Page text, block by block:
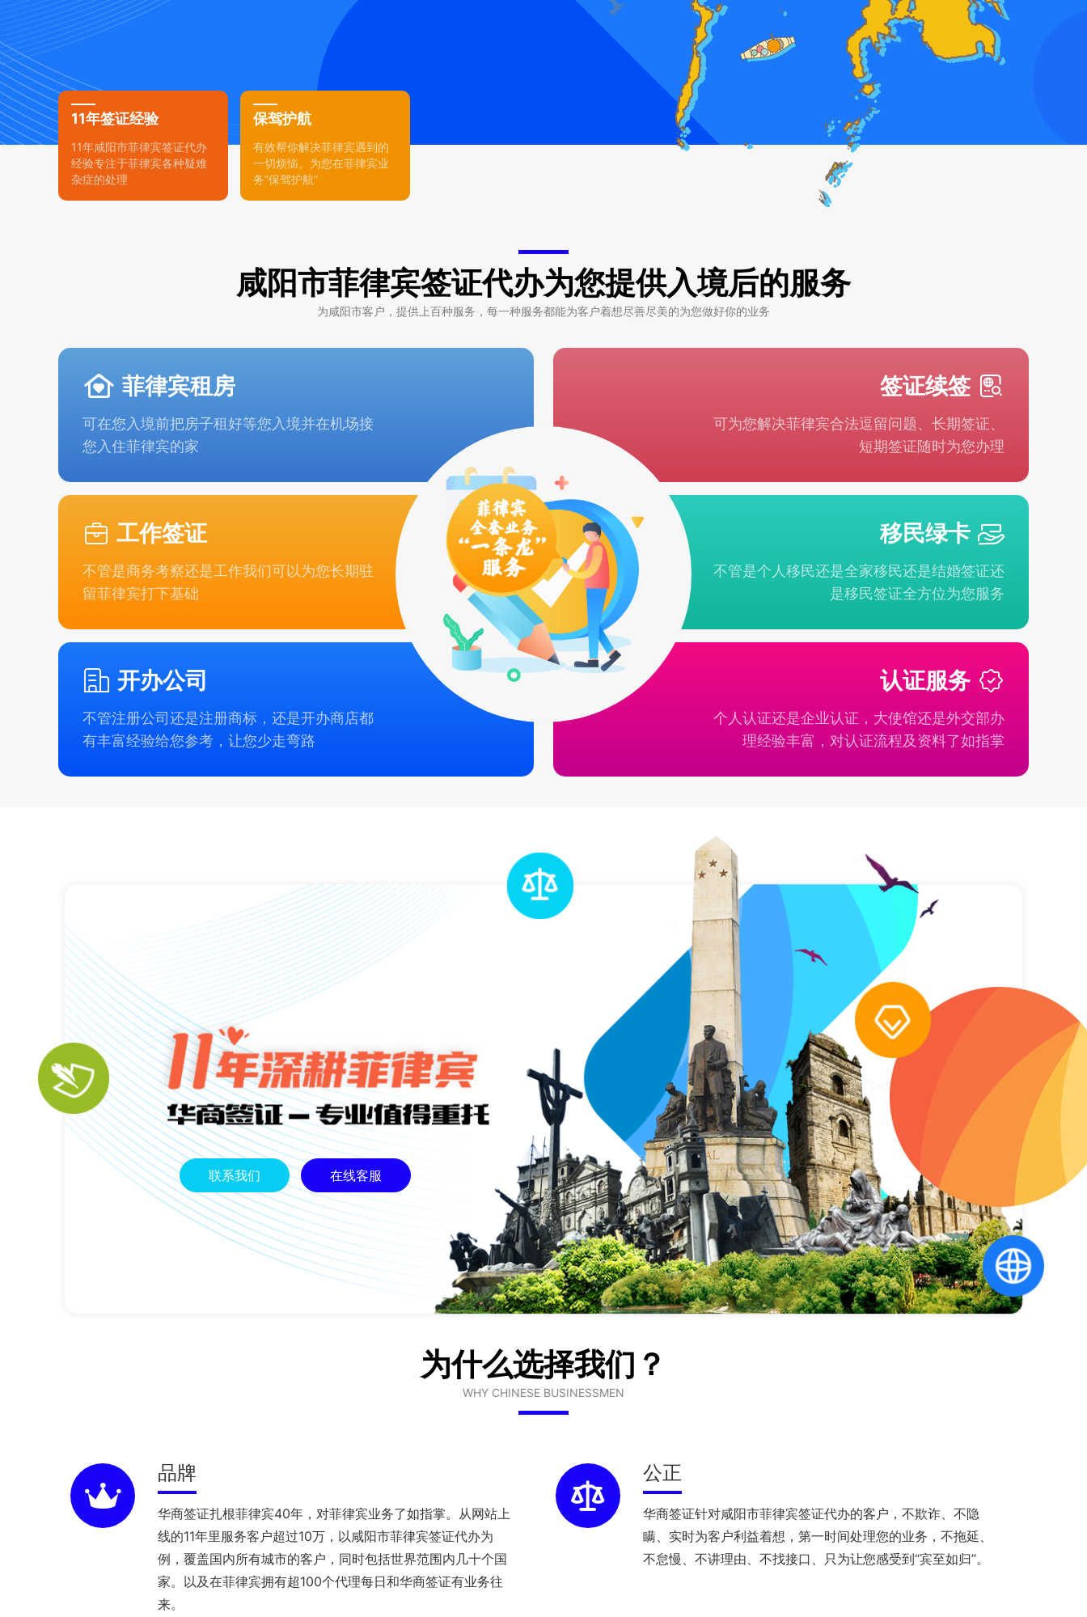
11年签证经验
11年咸阳市菲律宾签证代办
经验专注于菲律宾各种疑难
杂症的处理
保驾护航
有效帮你解决菲律宾遇到的
一切烦恼。为您在菲律宾业
务“保驾护航”
咸阳市菲律宾签证代办为您提供入境后的服务
为咸阳市客户，提供上百种服务，每一种服务都能为客户着想尽善尽美的为您做好你的业务
菲律宾租房
可在您入境前把房子租好等您入境并在机场接
您入住菲律宾的家
签证续签
可为您解决菲律宾合法逗留问题、长期签证、
短期签证随时为您办理
工作签证
不管是商务考察还是工作我们可以为您长期驻
留菲律宾打下基础
移民绿卡
不管是个人移民还是全家移民还是结婚签证还
是移民签证全方位为您服务
开办公司
不管注册公司还是注册商标，还是开办商店都
有丰富经验给您参考，让您少走弯路
认证服务
个人认证还是企业认证，大使馆还是外交部办
理经验丰富，对认证流程及资料了如指掌
联系我们 在线客服
为什么选择我们？
WHY CHINESE BUSINESSMEN
品牌
华商签证扎根菲律宾40年，对菲律宾业务了如指掌。从网站上
线的11年里服务客户超过10万，以咸阳市菲律宾签证代办为
例，覆盖国内所有城市的客户，同时包括世界范围内几十个国
家。以及在菲律宾拥有超100个代理每日和华商签证有业务往
来。
公正
华商签证针对咸阳市菲律宾签证代办的客户，不欺诈、不隐
瞒、实时为客户利益着想，第一时间处理您的业务，不拖延、
不怠慢、不讲理由、不找接口、只为让您感受到“宾至如归”。